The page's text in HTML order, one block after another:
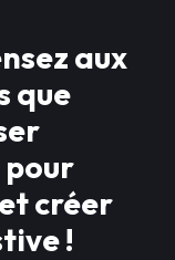
aux
que
pour
créer
!